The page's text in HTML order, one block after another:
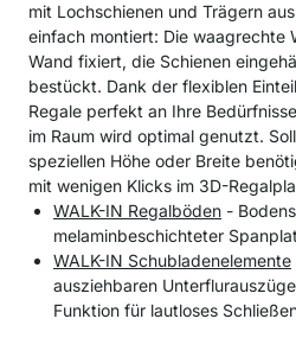
mit Lochschienen und Trägern
einfach montiert: Die waagrechte
Wand fixiert, die Schienen
bestückt. Dank der flexiblen
Regale perfekt an Ihre
im Raum wird optimal genutzt.
speziellen Höhe oder Breite
mit wenigen Klicks im 3D-
WALK-IN Regalböden -
melaminbeschichteter
WALK-IN Schubladenelemente
ausziehbaren
Funktion für lautloses